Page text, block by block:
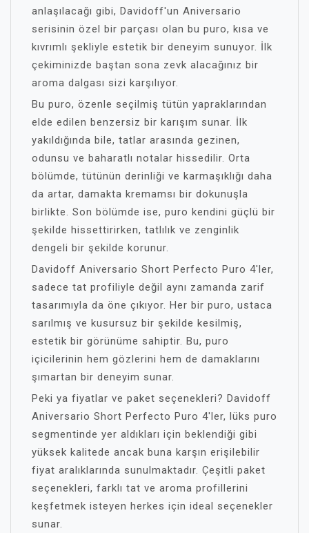
anlaşılacağı gibi, Davidoff'un Aniversario
serisinin özel bir parçası olan bu puro, kısa ve
kıvrımlı şekliyle estetik bir deneyim sunuyor. İlk
çekiminizde baştan sona zevk alacağınız bir
aroma dalgası sizi karşılıyor.
Bu puro, özenle seçilmiş tütün yapraklarından
elde edilen benzersiz bir karışım sunar. İlk
yakıldığında bile, tatlar arasında gezinen,
odunsu ve baharatlı notalar hissedilir. Orta
bölümde, tütünün derinliği ve karmaşıklığı daha
da artar, damakta kremamsı bir dokunuşla
birlikte. Son bölümde ise, puro kendini güçlü bir
şekilde hissettirirken, tatlılık ve zenginlik
dengeli bir şekilde korunur.
Davidoff Aniversario Short Perfecto Puro 4'ler,
sadece tat profiliyle değil aynı zamanda zarif
tasarımıyla da öne çıkıyor. Her bir puro, ustaca
sarılmış ve kusursuz bir şekilde kesilmiş,
estetik bir görünüme sahiptir. Bu, puro
içicilerinin hem gözlerini hem de damaklarını
şımartan bir deneyim sunar.
Peki ya fiyatlar ve paket seçenekleri? Davidoff
Aniversario Short Perfecto Puro 4'ler, lüks puro
segmentinde yer aldıkları için beklendiği gibi
yüksek kalitede ancak buna karşın erişilebilir
fiyat aralıklarında sunulmaktadır. Çeşitli paket
seçenekleri, farklı tat ve aroma profillerini
keşfetmek isteyen herkes için ideal seçenekler
sunar.